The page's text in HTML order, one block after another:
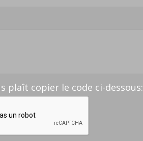
plaît copier le code ci-dessous: